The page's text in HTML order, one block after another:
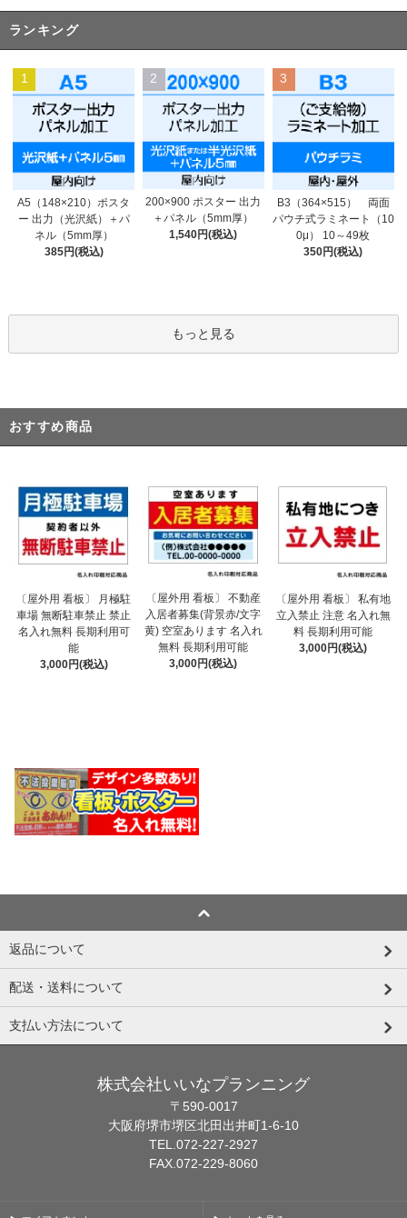
ランキング
1
A5（148×210）ポスタ
ー 出力（光沢紙）＋パ
ネル（5mm厚）
385円(税込)
2
200×900 ポスター 出力
＋パネル（5mm厚）
1,540円(税込)
3
B3（364×515） 両面
パウチ式ラミネート（10
0μ） 10～49枚
350円(税込)
もっと見る
おすすめ商品
〔屋外用 看板〕 月極駐
車場 無断駐車禁止 禁止
名入れ無料 長期利用可
能
3,000円(税込)
〔屋外用 看板〕 不動産
入居者募集(背景赤/文字
黄) 空室あります 名入れ
無料 長期利用可能
3,000円(税込)
〔屋外用 看板〕 私有地
立入禁止 注意 名入れ無
料 長期利用可能
3,000円(税込)
返品について
配送・送料について
支払い方法について
株式会社いいなプランニング
〒590-0017
大阪府堺市堺区北田出井町1-6-10
TEL.072-227-2927
FAX.072-229-8060